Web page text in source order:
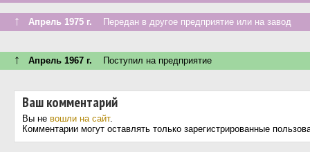
↑ Апрель 1975 г. Передан в другое предприятие или на завод
↑ Апрель 1967 г. Поступил на предприятие
Ваш комментарий
Вы не вошли на сайт.
Комментарии могут оставлять только зарегистрированные